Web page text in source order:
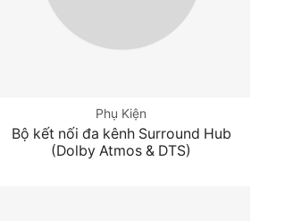
Phụ Kiện
Bộ kết nối đa kênh Surround Hub
(Dolby Atmos & DTS)